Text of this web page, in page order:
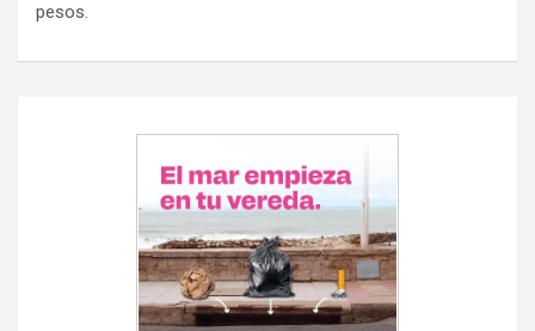
pesos.